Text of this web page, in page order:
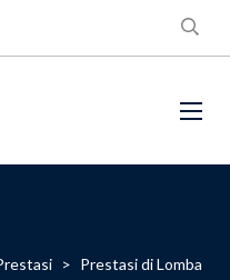
> Prestasi di Lomba